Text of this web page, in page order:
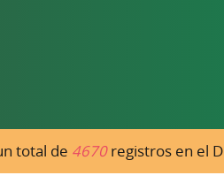
total de 4670registros en el